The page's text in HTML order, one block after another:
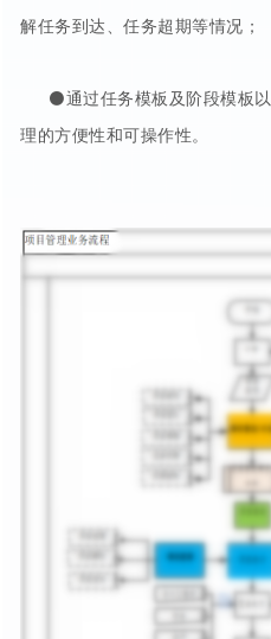
解任务到达、任务超期等情况；
⚫通过任务模板及阶段模板
理的方便性和可操作性。